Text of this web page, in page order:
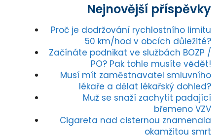
Nejnovější příspěvky
Proč je dodržování rychlostního limitu
50 km/hod v obcích důležité?
Začínáte podnikat ve službách BOZP /
PO? Pak tohle musíte vědět!
Musí mít zaměstnavatel smluvního
lékaře a dělat lékařský dohled?
Muž se snaží zachytit padající
břemeno VZV
Cigareta nad cisternou znamenala
okamžitou smrt